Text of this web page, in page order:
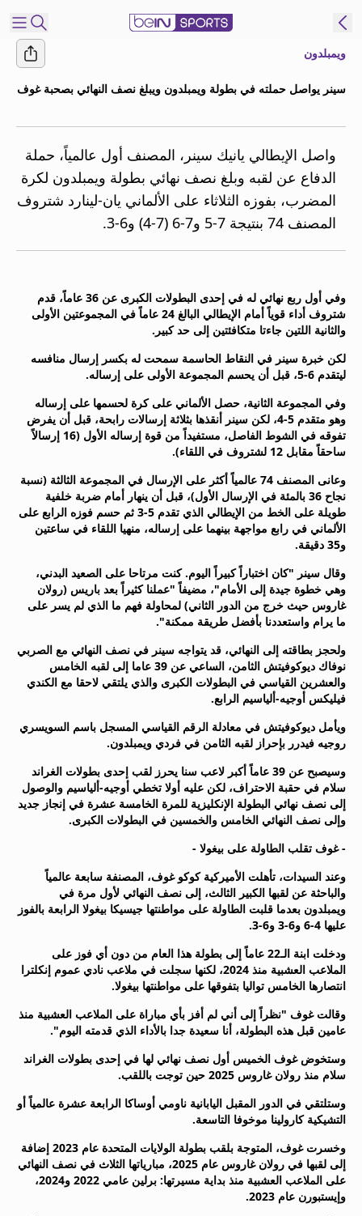
النسخة
MENA
إدارة
التنبيهات
النشرة
الإخبارية
اتصل بنا
beIN CONNECT
beIN MEDIA GROUP
ترددات beIN SPORTS
الأسئلة الأكثر شيوعاً
دليل التلفاز
احصل على beIN
معلومات عن هذا الموقع
ويمبلدون
سينر يواصل حملته في بطولة ويمبلدون ويبلغ نصف النهائي بصحبة غوف
واصل الإيطالي يانيك سينر، المصنف أول عالمياً، حملة
الدفاع عن لقبه وبلغ نصف نهائي بطولة ويمبلدون لكرة
المضرب، بفوزه الثلاثاء على الألماني يان-لينارد شتروف
المصنف 74 بنتيجة 7-5 و7-6 (7-4) و6-3.
وفي أول ربع نهائي له في إحدى البطولات الكبرى عن 36 عاماً، قدم
شتروف أداء قوياً أمام الإيطالي البالغ 24 عاماً في المجموعتين الأولى
والثانية اللتين جاءتا متكافئتين إلى حد كبير.
لكن خبرة سينر في النقاط الحاسمة سمحت له بكسر إرسال منافسه
ليتقدم 6-5، قبل أن يحسم المجموعة الأولى على إرساله.
وفي المجموعة الثانية، حصل الألماني على كرة لحسمها على إرساله
وهو متقدم 5-4، لكن سينر أنقذها بثلاثة إرسالات رابحة، قبل أن يفرض
تفوقه في الشوط الفاصل، مستفيداً من قوة إرساله الأول (16 إرسالاً
ساحقاً مقابل 12 لشتروف في اللقاء).
وعانى المصنف 74 عالمياً أكثر على الإرسال في المجموعة الثالثة (نسبة
نجاح 36 بالمئة في الإرسال الأول)، قبل أن ينهار أمام ضربة خلفية
طويلة على الخط من الإيطالي الذي تقدم 5-3 ثم حسم فوزه الرابع على
الألماني في رابع مواجهة بينهما على إرساله، منهيا اللقاء في ساعتين
و35 دقيقة.
وقال سينر "كان اختباراً كبيراً اليوم. كنت مرتاحا على الصعيد البدني،
وهي خطوة جيدة إلى الأمام"، مضيفاً "عملنا كثيراً بعد باريس (رولان
غاروس حيث خرج من الدور الثاني) لمحاولة فهم ما الذي لم يسر على
ما يرام واستعددنا بأفضل طريقة ممكنة".
ولحجز بطاقته إلى النهائي، قد يتواجه سينر في نصف النهائي مع الصربي
نوفاك ديوكوفيتش الثامن، الساعي عن 39 عاما إلى لقبه الخامس
والعشرين القياسي في البطولات الكبرى والذي يلتقي لاحقا مع الكندي
فيليكس أوجيه-ألياسيم الرابع.
ويأمل ديوكوفيتش في معادلة الرقم القياسي المسجل باسم السويسري
روجيه فيدرر بإحراز لقبه الثامن في فردي ويمبلدون.
وسيصبح عن 39 عاماً أكبر لاعب سنا يحرز لقب إحدى بطولات الغراند
سلام في حقبة الاحتراف، لكن عليه أولا تخطي أوجيه-ألياسيم والوصول
إلى نصف نهائي البطولة الإنكليزية للمرة الخامسة عشرة في إنجاز جديد
وإلى نصف النهائي الخامس والخمسين في البطولات الكبرى.
- غوف تقلب الطاولة على بيغولا -
وعند السيدات، تأهلت الأميركية كوكو غوف، المصنفة سابعة عالمياً
والباحثة عن لقبها الكبير الثالث، إلى نصف النهائي لأول مرة في
ويمبلدون بعدما قلبت الطاولة على مواطنتها جيسيكا بيغولا الرابعة بالفوز
عليها 4-6 و6-3 و6-3.
ودخلت ابنة الـ22 عاماً إلى بطولة هذا العام من دون أي فوز على
الملاعب العشبية منذ 2024، لكنها سجلت في ملاعب نادي عموم إنكلترا
انتصارها الخامس تواليا بتفوقها على مواطنتها بيغولا.
وقالت غوف "نظراً إلى أني لم أفز بأي مباراة على الملاعب العشبية منذ
عامين قبل هذه البطولة، أنا سعيدة جدا بالأداء الذي قدمته اليوم".
وستخوض غوف الخميس أول نصف نهائي لها في إحدى بطولات الغراند
سلام منذ رولان غاروس 2025 حين توجت باللقب.
وستلتقي في الدور المقبل اليابانية ناومي أوساكا الرابعة عشرة عالمياً أو
التشيكية كارولينا موخوفا التاسعة.
وخسرت غوف، المتوجة بلقب بطولة الولايات المتحدة عام 2023 إضافة
إلى لقبها في رولان غاروس عام 2025، مبارياتها الثلاث في نصف النهائي
على الملاعب العشبية منذ بداية مسيرتها: برلين عامي 2022 و2024،
وإيستبورن عام 2023.